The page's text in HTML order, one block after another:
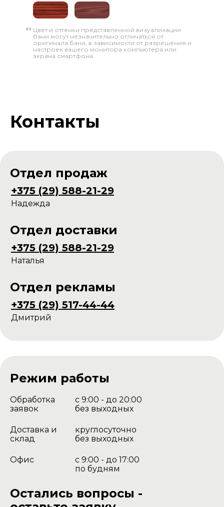
** Цвет и оттенки представленной визуализации
бани могут незначительно отличаться от
оригинала бани, в зависимости от разрешения и
настроек вашего монитора компьютера или
экрана смартфона.
Контакты
Отдел продаж
Надежда
Остались вопросы -
Отдел доставки
Отдел рекламы
+375 (29) 588-21-29
Наталья
+375 (29) 588-21-29
Дмитрий
+375 (29) 517-44-44
Обработка
заявок
с 9:00 - до 20:00
без выходных
Доставка и
склад
круглосуточно
без выходных
Офис
с 9:00 - до 17:00
по будням
Режим работы